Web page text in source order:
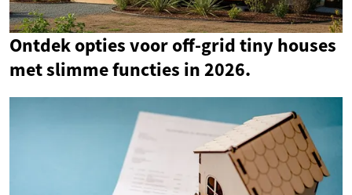
Ontdek opties voor off-grid tiny houses
met slimme functies in 2026.